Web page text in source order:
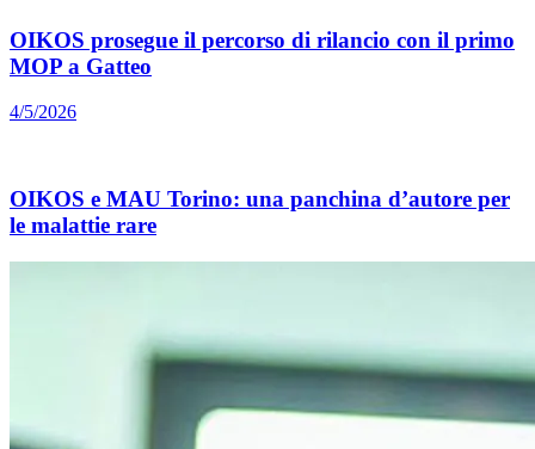
OIKOS prosegue il percorso di rilancio con il primo
MOP a Gatteo
4/5/2026
OIKOS e MAU Torino: una panchina d’autore per
le malattie rare